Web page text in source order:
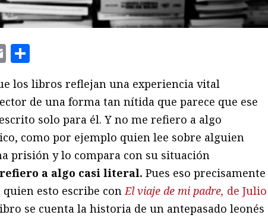
Email
los libros reflejan una experiencia vital
de una forma tan nítida que parece que ese
solo para él. Y no me refiero a algo
como por ejemplo quien lee sobre alguien
prisión y lo compara con su situación
a algo casi literal. Pues eso precisamente
esto escribe con El viaje de mi padre, de Julio
se cuenta la historia de un antepasado leonés